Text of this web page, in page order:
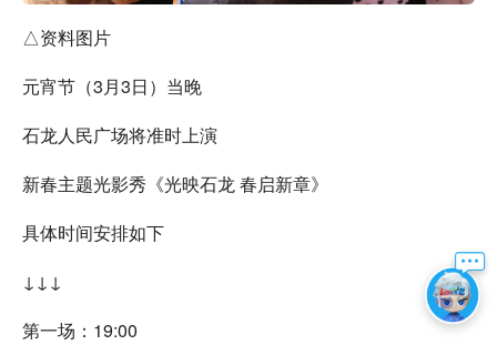
△资料图片
元宵节（3月3日）当晚
石龙人民广场将准时上演
新春主题光影秀《光映石龙 春启新章》
具体时间安排如下
↓↓↓
第一场：19:00